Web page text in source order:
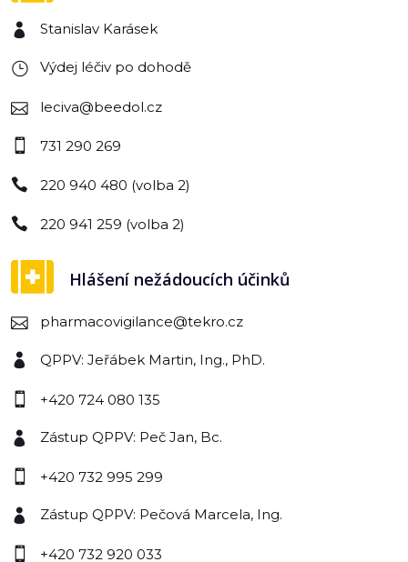
Stanislav Karásek
Výdej léčiv po dohodě
leciva@beedol.cz
731 290 269
220 940 480 (volba 2)
220 941 259 (volba 2)
Hlášení nežádoucích účinků
pharmacovigilance@tekro.cz
QPPV: Jeřábek Martin, Ing., PhD.
+420 724 080 135
Zástup QPPV: Peč Jan, Bc.
+420 732 995 299
Zástup QPPV: Pečová Marcela, Ing.
+420 732 920 033